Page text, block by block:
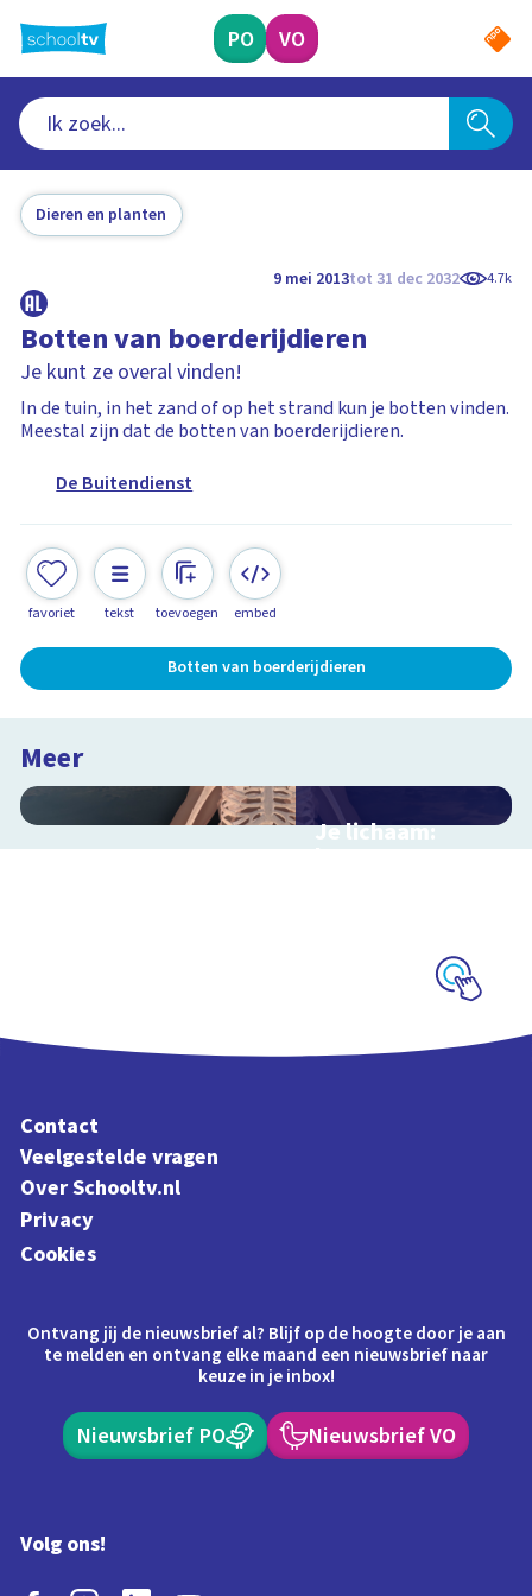
naar
hoofdinhoud
PO VO
Dieren en planten
9 mei 2013tot 31 dec 2032 4.7k
Botten van boerderijdieren
Je kunt ze overal vinden!
In de tuin, in het zand of op het strand kun je botten vinden.
Meestal zijn dat de botten van boerderijdieren.
De Buitendienst
favoriet tekst toevoegen embed
Botten van boerderijdieren
Meer
Je lichaam:
botten
Contact
Veelgestelde vragen
Over Schooltv.nl
Privacy
Cookies
Ontvang jij de nieuwsbrief al? Blijf op de hoogte door je aan
te melden en ontvang elke maand een nieuwsbrief naar
keuze in je inbox!
Nieuwsbrief PO Nieuwsbrief VO
Volg ons!